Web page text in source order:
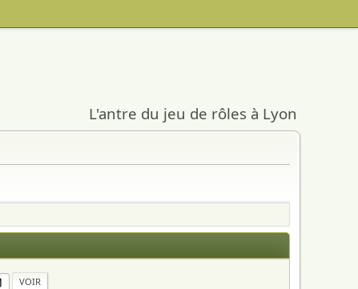
L'antre du jeu de rôles à Lyon